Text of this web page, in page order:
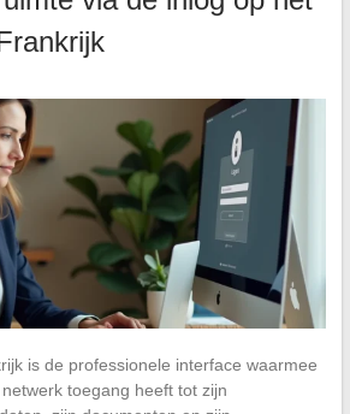
is de professionele interface waarmee
toegang heeft tot zijn